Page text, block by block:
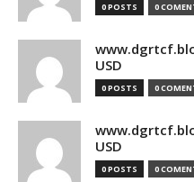
0 POSTS 0
USD
0 POSTS 0
USD
0 POSTS 0